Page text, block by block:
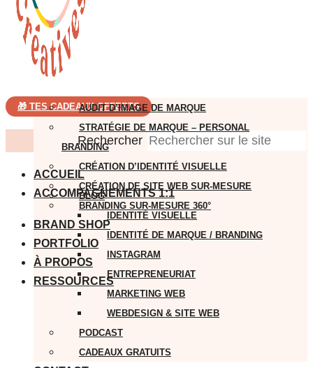
🎁 TES CADEAUX OFFERTS
Rechercher
ACCUEIL
ACCOMPAGNEMENTS 1:1
AUDIT D’IMAGE DE MARQUE
STRATÉGIE DE MARQUE – PERSONAL
BRANDING
CRÉATION D’IDENTITÉ VISUELLE
CRÉATION DE SITE WEB SUR-MESURE
BRANDING SUR-MESURE 360°
BRAND SHOP
PORTFOLIO
À PROPOS
RESSOURCES
BLOG
IDENTITÉ VISUELLE
IDENTITÉ DE MARQUE / BRANDING
INSTAGRAM
ENTREPRENEURIAT
MARKETING WEB
WEBDESIGN & SITE WEB
PODCAST
CADEAUX GRATUITS